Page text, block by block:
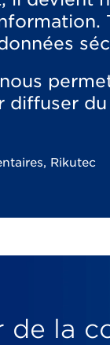
diffuser
Rikutec
de la